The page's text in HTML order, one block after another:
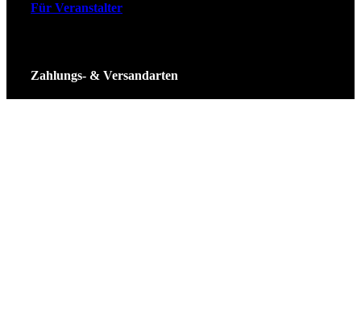
Für Veranstalter
Zahlungs- & Versandarten